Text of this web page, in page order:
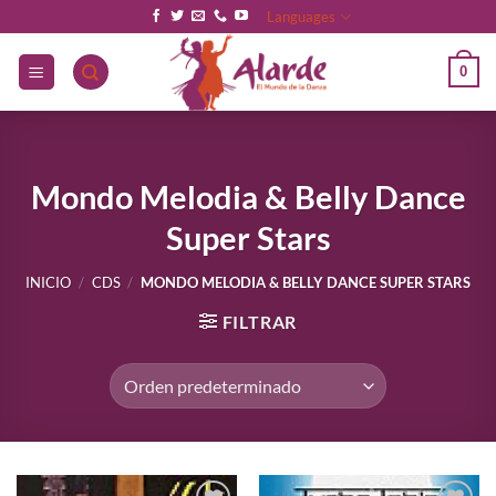
al
contenido
Languages
0
Mondo Melodia & Belly Dance
Super Stars
INICIO / CDS / MONDO MELODIA & BELLY DANCE SUPER STARS
FILTRAR